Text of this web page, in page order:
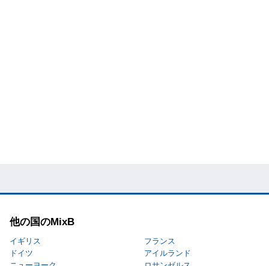
他の国のMixB
イギリス
フランス
ドイツ
アイルランド